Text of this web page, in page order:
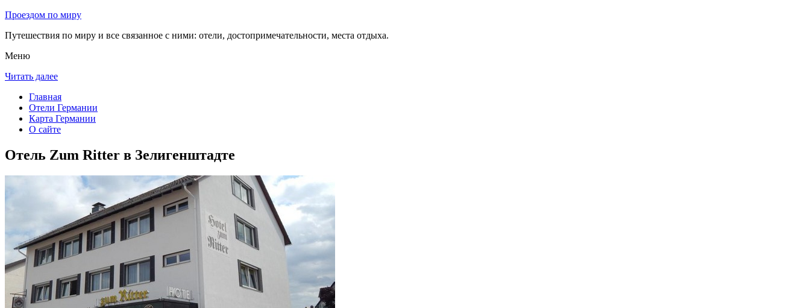
Проездом по миру
Путешествия по миру и все связанное с ними: отели, достопримечательности, места отдыха.
Меню
Читать далее
Главная
Отели Германии
Карта Германии
О сайте
Отель Zum Ritter в Зелигенштадте